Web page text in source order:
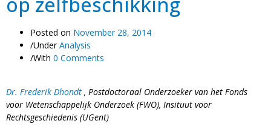
Posted on November 28, 2014
/UnderAnalysis
/With 0 Comments
Dr. Frederik Dhondt , Postdoctoraal Onderzoeker van het Fonds
voor Wetenschappelijk Onderzoek (FWO), Insituut voor
Rechtsgeschiedenis (UGent)